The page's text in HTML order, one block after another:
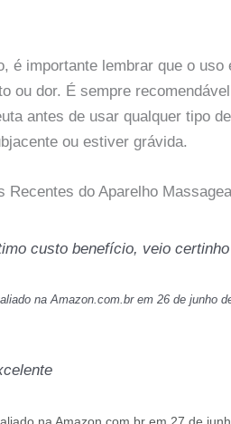
é importante lembrar que o
ou dor. É sempre
antes de usar qualquer tipo
ou estiver grávida.
Recentes do Aparelho
custo benefício, veio certinho
na Amazon.com.br em 26 de junho
na Amazon.com.br em 27 de